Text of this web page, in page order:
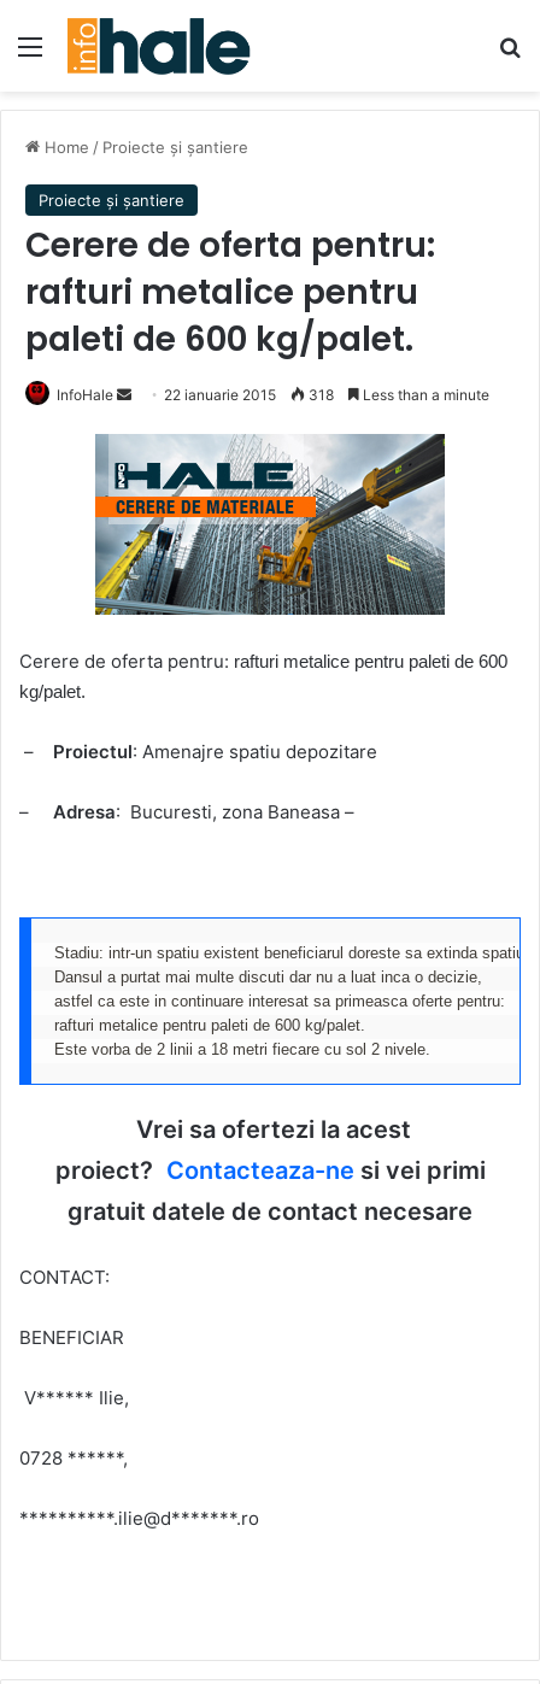
Menu
Home / Proiecte și șantiere
Proiecte și șantiere
Cerere de oferta pentru:
rafturi metalice pentru
paleti de 600 kg/palet.
InfoHale
Send 22 ianuarie 2015 318 Less than a minute
Cerere de oferta pentru: rafturi metalice pentru paleti de 600
kg/palet.
– Proiectul: Amenajre spatiu depozitare
– Adresa: Bucuresti, zona Baneasa –
Stadiu: intr-un spatiu existent beneficiarul doreste sa extinda spatiul
Dansul a purtat mai multe discuti dar nu a luat inca o decizie,
astfel ca este in continuare interesat sa primeasca oferte pentru:
rafturi metalice pentru paleti de 600 kg/palet.
Vrei sa ofertezi la acest
proiect? Contacteaza-ne si vei primi
gratuit datele de contact necesare
CONTACT:
BENEFICIAR
V****** Ilie,
0728 ******,
**********.ilie@d*******.ro